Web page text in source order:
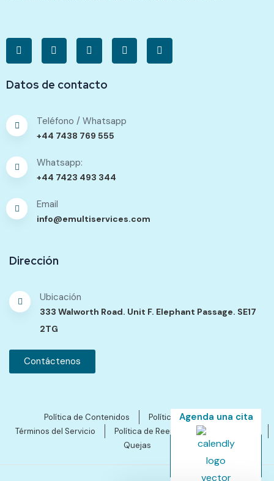
Datos de contacto
Teléfono / Whatsapp
+44 7438 769 555
Whatsapp:
+44 7423 493 344
Email
info@emultiservices.com
Dirección
Ubicación
333 Walworth Road. Unit F. Elephant Passage. SE17
2TG
Contáctenos
Política de Contenidos
Política de Privacidad
Términos del Servicio
Política de Reembolsos y Cancelación
Quejas
Agenda una cita